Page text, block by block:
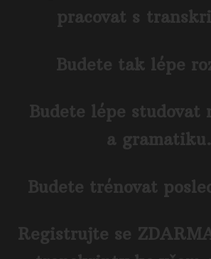
pracovat s
Budete tak lépe
Budete lépe studovat
a gramatiku.
Budete trénovat
Registrujte se